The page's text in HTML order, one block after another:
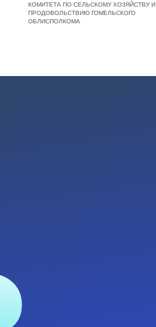
КОМИТЕТА ПО СЕЛЬСКОМУ ХОЗЯЙСТВУ И
ПРОДОВОЛЬСТВИЮ ГОМЕЛЬСКОГО
ОБЛИСПОЛКОМА